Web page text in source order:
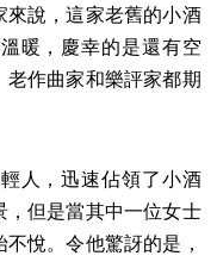
說，這家老舊的小酒
暖，慶幸的是還有空
作曲家和樂評家都期
人，迅速佔領了小酒
，但是當其中一位女士
悅。令他驚訝的是，